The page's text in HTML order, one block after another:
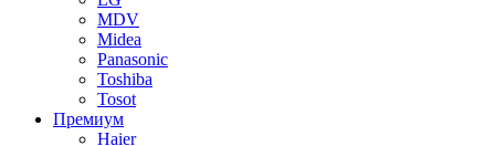
MDV
Midea
Panasonic
Toshiba
Tosot
Премиум
Haier